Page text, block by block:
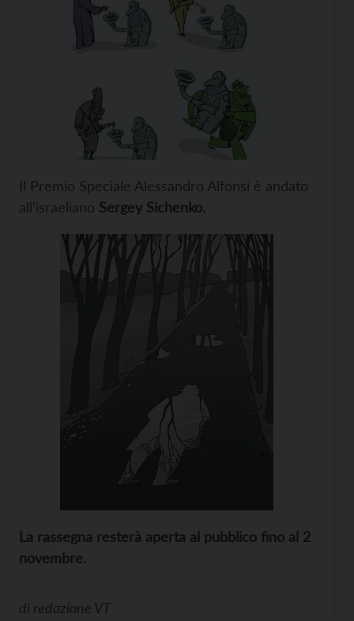
Il Premio Speciale Alessandro Alfonsi è andato
all’israeliano Sergey Sichenko.
La rassegna resterà aperta al pubblico fino al 2
novembre.​
di redazione VT